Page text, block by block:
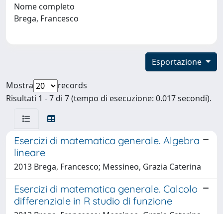
Nome completo
Brega, Francesco
Esportazione
Mostra
records
Risultati 1 - 7 di 7 (tempo di esecuzione: 0.017 secondi).
Esercizi di matematica generale. Algebra
lineare
2013 Brega, Francesco; Messineo, Grazia Caterina
Esercizi di matematica generale. Calcolo
differenziale in R studio di funzione